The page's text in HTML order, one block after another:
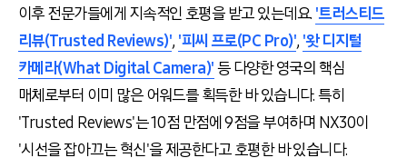
이후 전문가들에게 지속적인 호평을 받고 있는데요. '트러스티드
리뷰(Trusted Reviews)', '피씨 프로(PC Pro)', '왓 디지털
카메라(What Digital Camera)'등 다양한 영국의 핵심
매체로부터 이미 많은 어워드를 획득한 바 있습니다. 특히
'Trusted Reviews'는 10점 만점에 9점을 부여하며 NX30이
'시선을 잡아끄는 혁신'을 제공한다고 호평한 바 있습니다.